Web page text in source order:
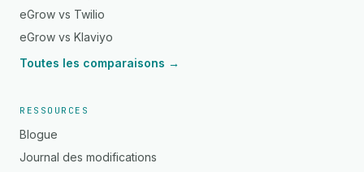
eGrow vs Twilio
eGrow vs Klaviyo
Toutes les comparaisons →
RESSOURCES
Blogue
Journal des modifications